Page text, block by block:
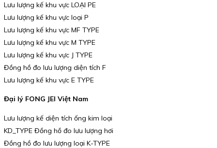
Lưu lượng kế khu vực LOẠI PE
Lưu lượng kế khu vực loại P
Lưu lượng kế khu vực MF TYPE
Lưu lượng kế khu vực M TYPE
Lưu lượng kế khu vực J TYPE
Đồng hồ đo lưu lượng diện tích F
Lưu lượng kế khu vực E TYPE
Đại lý FONG JEI Việt Nam
Lưu lượng kế diện tích ống kim loại
KD_TYPE Đồng hồ đo lưu lượng hơi
Đồng hồ đo lưu lượng loại K-TYPE